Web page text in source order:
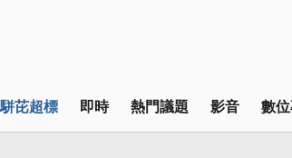
芘超標 即時 熱門議題 影音 數